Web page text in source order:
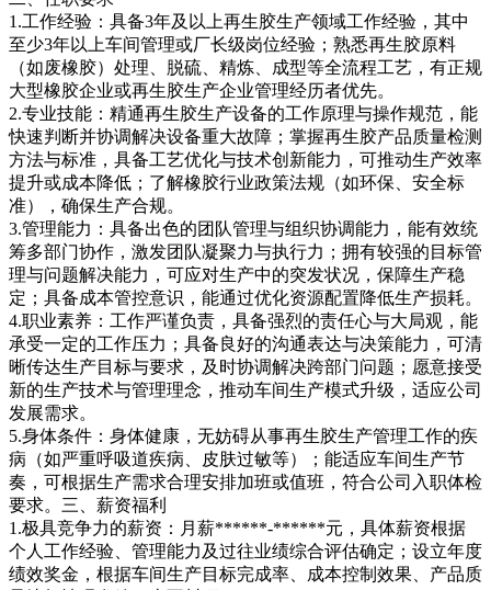
1.工作经验：具备3年及以上再生胶生产领域工作经验，其中
至少3年以上车间管理或厂长级岗位经验；熟悉再生胶原料
（如废橡胶）处理、脱硫、精炼、成型等全流程工艺，有正规
大型橡胶企业或再生胶生产企业管理经历者优先。
2.专业技能：精通再生胶生产设备的工作原理与操作规范，能
快速判断并协调解决设备重大故障；掌握再生胶产品质量检测
方法与标准，具备工艺优化与技术创新能力，可推动生产效率
提升或成本降低；了解橡胶行业政策法规（如环保、安全标
准），确保生产合规。
3.管理能力：具备出色的团队管理与组织协调能力，能有效统
筹多部门协作，激发团队凝聚力与执行力；拥有较强的目标管
理与问题解决能力，可应对生产中的突发状况，保障生产稳
定；具备成本管控意识，能通过优化资源配置降低生产损耗。
4.职业素养：工作严谨负责，具备强烈的责任心与大局观，能
承受一定的工作压力；具备良好的沟通表达与决策能力，可清
晰传达生产目标与要求，及时协调解决跨部门问题；愿意接受
新的生产技术与管理理念，推动车间生产模式升级，适应公司
发展需求。
5.身体条件：身体健康，无妨碍从事再生胶生产管理工作的疾
病（如严重呼吸道疾病、皮肤过敏等）；能适应车间生产节
奏，可根据生产需求合理安排加班或值班，符合公司入职体检
要求。三、薪资福利
1.极具竞争力的薪资：月薪******-******元，具体薪资根据
个人工作经验、管理能力及过往业绩综合评估确定；设立年度
绩效奖金，根据车间生产目标完成率、成本控制效果、产品质